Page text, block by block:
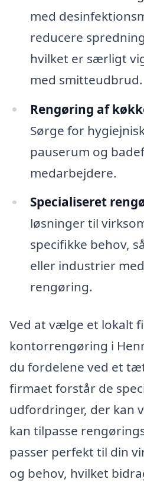
med
reducere
hvilket er særligt
med smitteudbrud.
Rengøring af
Sørge for
pauserum og
medarbejdere.
Specialiseret
løsninger til
specifikke behov,
eller industrier
rengøring.
Ved at vælge et lokalt
kontorrengøring i
du fordelene ved et
firmaet forstår de
udfordringer, der kan
kan tilpasse
passer perfekt til din
og behov, hvilket